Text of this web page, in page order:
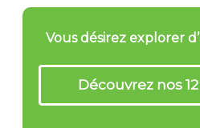
Vous désirez explorer
Découvrez nos